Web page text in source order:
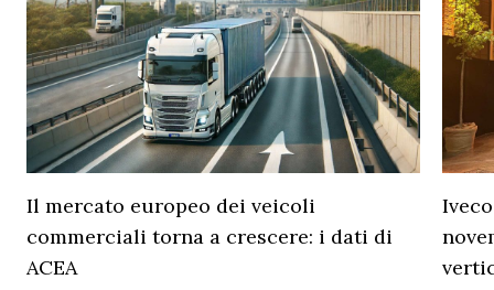
Il mercato europeo dei veicoli
commerciali torna a crescere: i dati di
ACEA